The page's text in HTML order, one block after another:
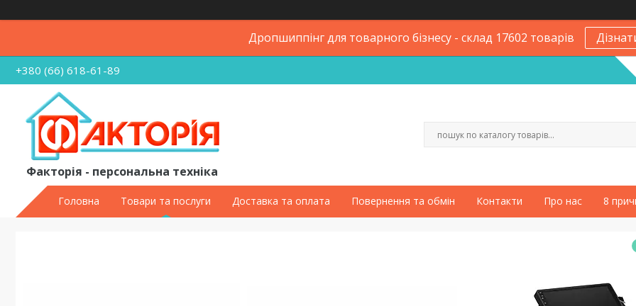
Дропшиппінг для товарного бізнесу - склад 17602 товарів
+380 (66) 618-61-89
Факторія - персональна техніка
Головна Товари та послуги Доставка та оплата Повернення та обмін Контакти Про нас 8